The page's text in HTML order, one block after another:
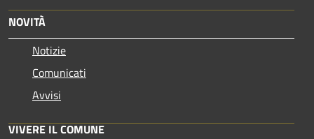
NOVITÀ
Notizie
Comunicati
Avvisi
VIVERE IL COMUNE